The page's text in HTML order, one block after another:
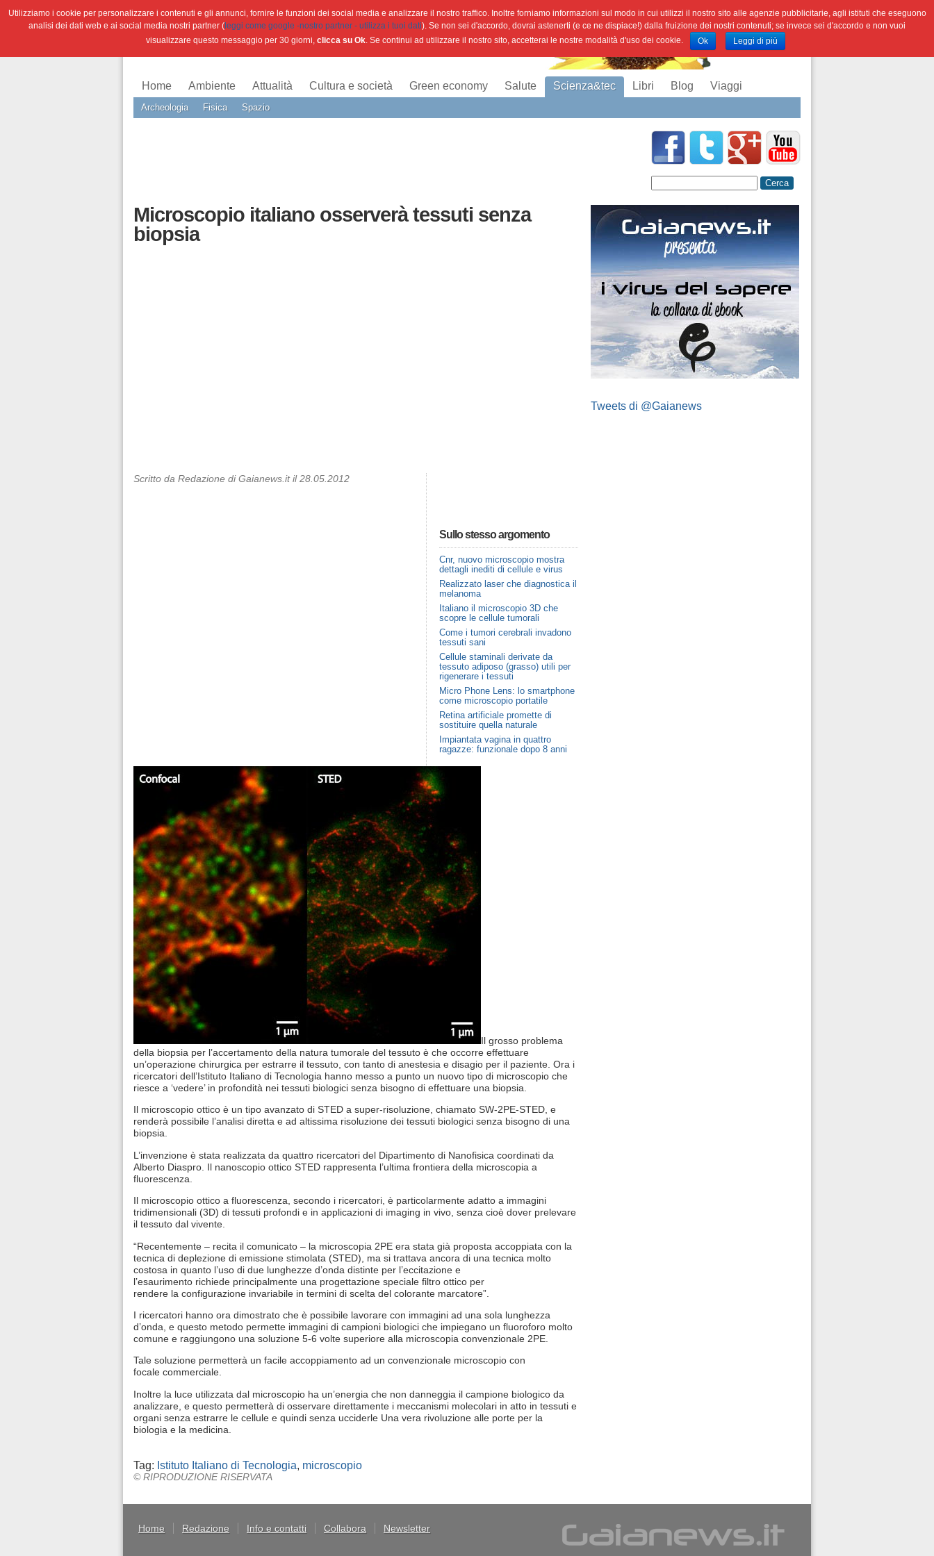
Home Ambiente Attualità Cultura e società Green economy Salute Scienza&tec
Archeologia Fisica Spazio
Libri Blog Viaggi
Microscopio italiano osserverà tessuti senza
biopsia
Sullo stesso argomento
Cnr, nuovo microscopio mostra
dettagli inediti di cellule e virus
Realizzato laser che diagnostica il
melanoma
Italiano il microscopio 3D che
scopre le cellule tumorali
Come i tumori cerebrali invadono
tessuti sani
Cellule staminali derivate da
tessuto adiposo (grasso) utili per
rigenerare i tessuti
Micro Phone Lens: lo smartphone
come microscopio portatile
Retina artificiale promette di
sostituire quella naturale
Impiantata vagina in quattro
ragazze: funzionale dopo 8 anni
Scritto da Redazione di Gaianews.it il 28.05.2012
Il grosso problema
della biopsia per l’accertamento della natura tumorale del tessuto è che occorre effettuare
un’operazione chirurgica per estrarre il tessuto, con tanto di anestesia e disagio per il paziente. Ora i
ricercatori dell’Istituto Italiano di Tecnologia hanno messo a punto un nuovo tipo di microscopio che
riesce a ‘vedere’ in profondità nei tessuti biologici senza bisogno di effettuare una biopsia.
Il microscopio ottico è un tipo avanzato di STED a super-risoluzione, chiamato SW-2PE-STED, e
renderà possibile l’analisi diretta e ad altissima risoluzione dei tessuti biologici senza bisogno di una
biopsia.
L’invenzione è stata realizzata da quattro ricercatori del Dipartimento di Nanofisica coordinati da
Alberto Diaspro. Il nanoscopio ottico STED rappresenta l’ultima frontiera della microscopia a
fluorescenza.
Il microscopio ottico a fluorescenza, secondo i ricercatori, è particolarmente adatto a immagini
tridimensionali (3D) di tessuti profondi e in applicazioni di imaging in vivo, senza cioè dover prelevare
il tessuto dal vivente.
“Recentemente – recita il comunicato – la microscopia 2PE era stata già proposta accoppiata con la
tecnica di deplezione di emissione stimolata (STED), ma si trattava ancora di una tecnica molto
costosa in quanto l’uso di due lunghezze d’onda distinte per l’eccitazione e
l’esaurimento richiede principalmente una progettazione speciale filtro ottico per
rendere la configurazione invariabile in termini di scelta del colorante marcatore”.
I ricercatori hanno ora dimostrato che è possibile lavorare con immagini ad una sola lunghezza
d’onda, e questo metodo permette immagini di campioni biologici che impiegano un fluoroforo molto
comune e raggiungono una soluzione 5-6 volte superiore alla microscopia convenzionale 2PE.
Tale soluzione permetterà un facile accoppiamento ad un convenzionale microscopio con
focale commerciale.
Inoltre la luce utilizzata dal microscopio ha un’energia che non danneggia il campione biologico da
analizzare, e questo permetterà di osservare direttamente i meccanismi molecolari in atto in tessuti e
organi senza estrarre le cellule e quindi senza ucciderle Una vera rivoluzione alle porte per la
biologia e la medicina.
Tag: Istituto Italiano di Tecnologia, microscopio
© RIPRODUZIONE RISERVATA
Tweets di @Gaianews
Home Redazione Info e contatti Collabora Newsletter
Utilizziamo i cookie per personalizzare i contenuti e gli annunci, fornire le funzioni dei social media e analizzare il nostro traffico. Inoltre forniamo informazioni sul modo in cui utilizzi il nostro sito alle agenzie pubblicitarie, agli istituti che eseguono
analisi dei dati web e ai social media nostri partner ( leggi come google -nostro partner - utilizza i tuoi dati). Se non sei d'accordo, dovrai astenerti (e ce ne dispiace!) dalla fruizione dei nostri contenuti; se invece sei d'accordo e non vuoi
visualizzare questo messaggio per 30 giorni,clicca su Ok. Se continui ad utilizzare il nostro sito, accetterai le nostre modalità d'uso dei cookie. Ok Leggi di più